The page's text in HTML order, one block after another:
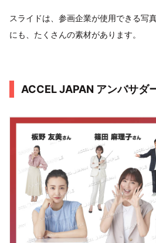
スライドは、参画企業が使用できる写
にも、たくさんの素材があります。
ACCEL JAPAN アンバサダ